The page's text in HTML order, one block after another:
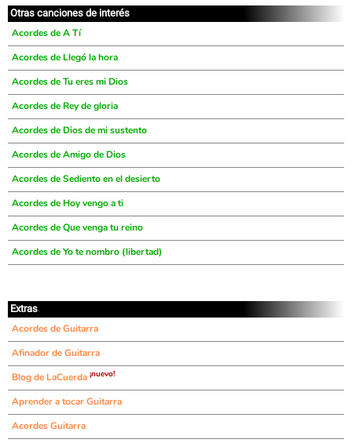
Otras canciones de interés
Acordes de A Tí
Acordes de Llegó la hora
Acordes de Tu eres mi Dios
Acordes de Rey de gloria
Acordes de Dios de mi sustento
Acordes de Amigo de Dios
Acordes de Sediento en el desierto
Acordes de Hoy vengo a ti
Acordes de Que venga tu reino
Acordes de Yo te nombro (libertad)
Extras
Acordes de Guitarra
Afinador de Guitarra
Blog de LaCuerda ¡nuevo!
Aprender a tocar Guitarra
Acordes Guitarra